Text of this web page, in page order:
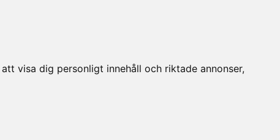
visa dig personligt innehåll och riktade annonser,